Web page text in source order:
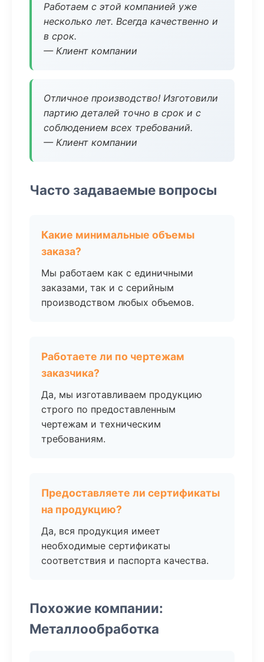
Работаем с этой компанией уже
несколько лет. Всегда качественно и
в срок.
— Клиент компании
Отличное производство! Изготовили
партию деталей точно в срок и с
соблюдением всех требований.
— Клиент компании
Часто задаваемые вопросы
Какие минимальные объемы
заказа?
Мы работаем как с единичными
заказами, так и с серийным
производством любых объемов.
Работаете ли по чертежам
заказчика?
Да, мы изготавливаем продукцию
строго по предоставленным
чертежам и техническим
требованиям.
Предоставляете ли сертификаты
на продукцию?
Да, вся продукция имеет
необходимые сертификаты
соответствия и паспорта качества.
Похожие компании:
Металлообработка